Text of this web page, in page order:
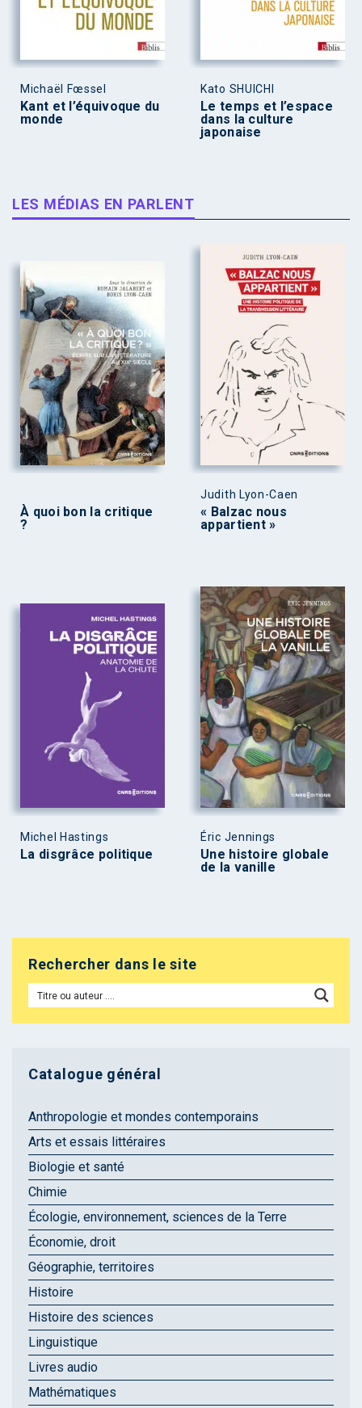
Michaël Fœssel
Kant et l’équivoque du
monde
Kato SHUICHI
Le temps et l’espace
dans la culture
japonaise
LES MÉDIAS EN PARLENT
À quoi bon la critique
?
Judith Lyon-Caen
« Balzac nous
appartient »
Michel Hastings
La disgrâce politique
Éric Jennings
Une histoire globale
de la vanille
Rechercher dans le site
Catalogue général
Anthropologie et mondes contemporains
Arts et essais littéraires
Biologie et santé
Chimie
Écologie, environnement, sciences de la Terre
Économie, droit
Géographie, territoires
Histoire
Histoire des sciences
Linguistique
Livres audio
Mathématiques